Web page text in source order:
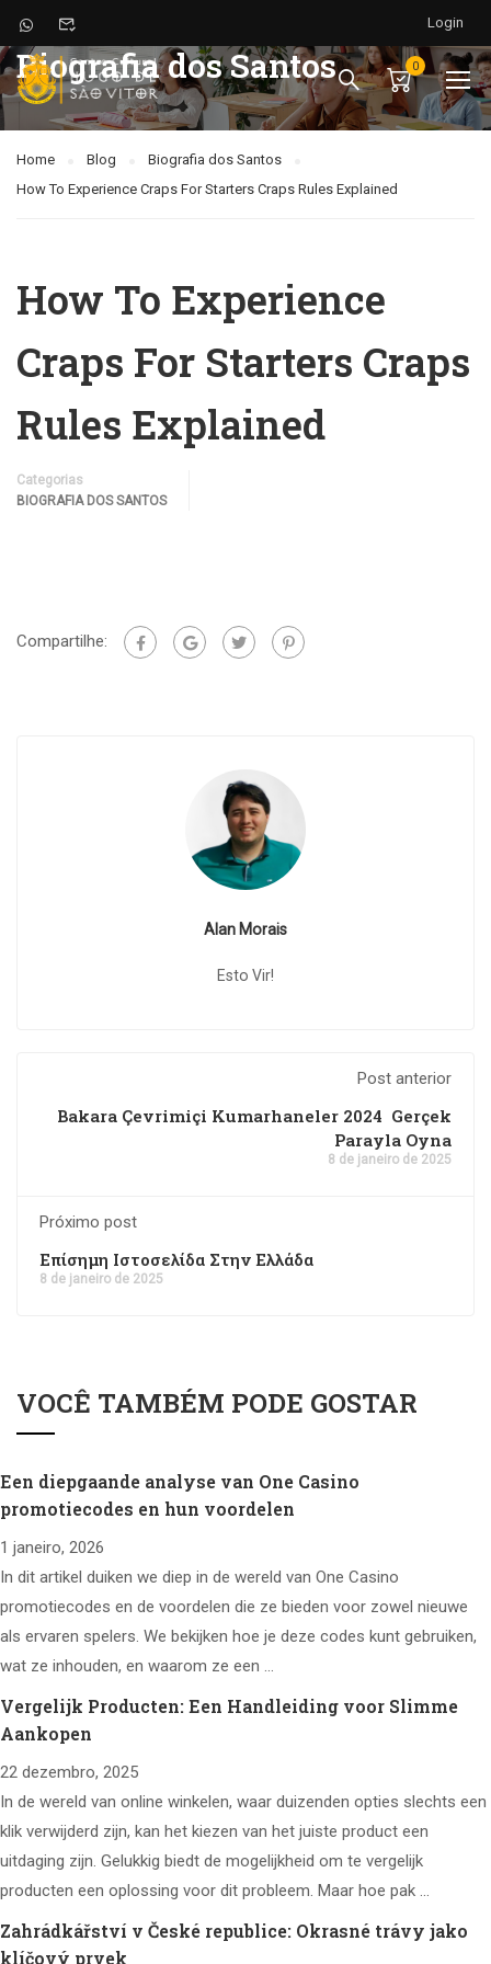
Login
0
Biografia dos Santos
Home Blog
Biografia dos Santos
How To Experience Craps For Starters Craps Rules Explained
How To Experience
Craps For Starters Craps
Rules Explained
Categorias
BIOGRAFIA DOS SANTOS
Compartilhe:
Alan Morais
Esto Vir!
Post anterior
Bakara Çevrimiçi Kumarhaneler 2024 ️ Gerçek
Parayla Oyna
8 de janeiro de 2025
Próximo post
Επίσημη Ιστοσελίδα Στην Ελλάδα
8 de janeiro de 2025
VOCÊ TAMBÉM PODE GOSTAR
Een diepgaande analyse van One Casino
promotiecodes en hun voordelen
1 janeiro, 2026
In dit artikel duiken we diep in de wereld van One Casino
promotiecodes en de voordelen die ze bieden voor zowel nieuwe
als ervaren spelers. We bekijken hoe je deze codes kunt gebruiken,
wat ze inhouden, en waarom ze een …
Vergelijk Producten: Een Handleiding voor Slimme
Aankopen
22 dezembro, 2025
In de wereld van online winkelen, waar duizenden opties slechts een
klik verwijderd zijn, kan het kiezen van het juiste product een
uitdaging zijn. Gelukkig biedt de mogelijkheid om te vergelijk
producten een oplossing voor dit probleem. Maar hoe pak …
Zahrádkářství v České republice: Okrasné trávy jako
klíčový prvek